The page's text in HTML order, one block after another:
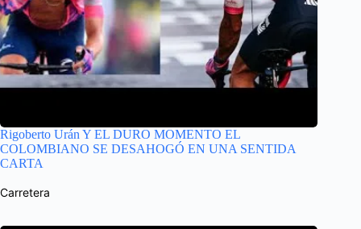
Rigoberto Urán Y EL DURO MOMENTO EL
COLOMBIANO SE DESAHOGÓ EN UNA SENTIDA
CARTA
Carretera